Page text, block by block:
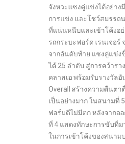
จังหวะแซงคู่แข่งได้อย่าง
การแข่ง และโชว์สมรรถ
ที่แน่นหนึบและเข้าโค้งอย่
รถกระบะฟอร์ด เรนเจอร์
จากอันดับท้าย แซงคู่แข่ง
ได้ 25 ลำดับ สู่การคว้ารา
คลาสเอ พร้อมรับรางวัล
Overall สร้างความตื่นตา
เป็นอย่างมาก ในสนามที่
ฟอร์มดีไม่มีตก หลังจากอ
ที่ 4 แสดงทักษะการขับที่
ในการเข้าโค้งของสนาม